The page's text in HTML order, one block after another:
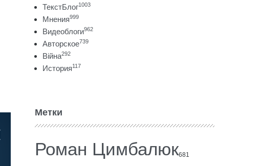
ТекстБлог1003
Мнения999
Видеоблоги962
Авторское739
Війна292
История117
Метки
Роман Цимбалюк681